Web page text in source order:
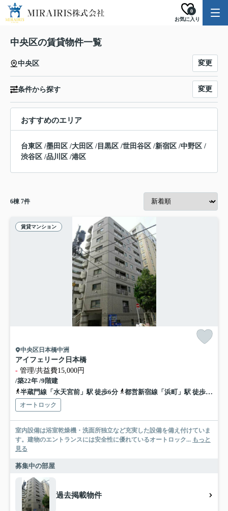
お気に入り
0
中央区の賃貸物件一覧
中央区 変更
条件から探す 変更
おすすめのエリア
台東区 /墨田区 /大田区 / 目黒区 /世田谷区 /新宿区 /中野区 /
渋谷区 /品川区 /港区
6棟 7件
賃貸マンション
中央区日本橋中洲
アイフェリーク日本橋
- 管理/共益費15,000円
/築22年 /9階建
半蔵門線「水天宮前」駅 徒歩6分
都営新宿線「浜町」駅 徒歩9分
オートロック
室内設備は浴室乾燥機・洗面所独立など充実した設備を備え付けていま
す。建物のエントランスには安全性に優れているオートロック... もっと
見る
募集中の部屋
過去掲載物件